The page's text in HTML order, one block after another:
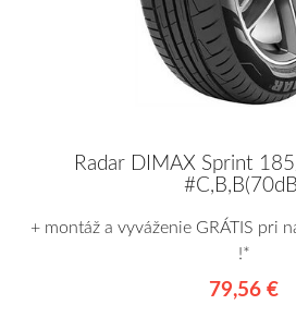
Radar DIMAX Sprint
+ montáž a vyváženie GRÁTIS pri
!*
79,56 €